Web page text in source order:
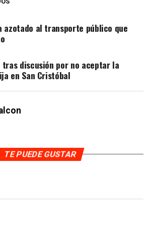
azotado al transporte público que
tras discusión por no aceptar la
en San Cristóbal
TE PUEDE GUSTAR